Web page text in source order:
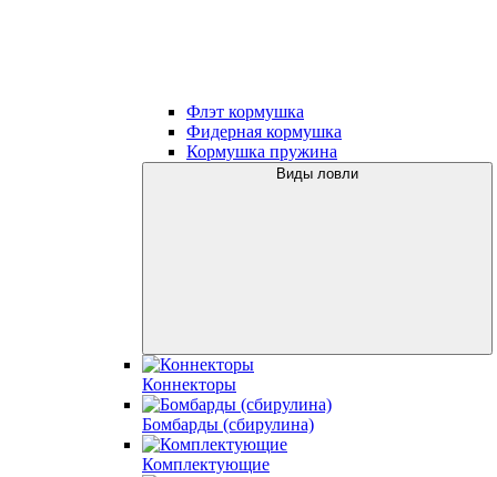
Флэт кормушка
Фидерная кормушка
Кормушка пружина
Виды ловли
Коннекторы
Бомбарды (сбирулина)
Комплектующие